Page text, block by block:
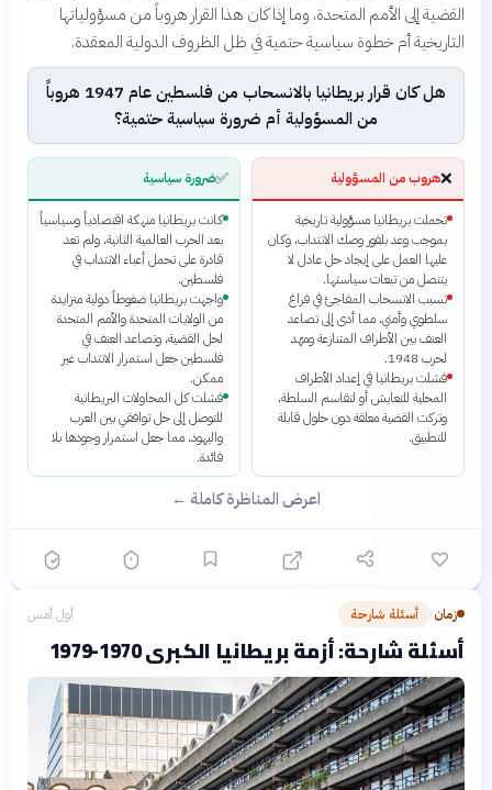
القضية إلى الأمم المتحدة، وما إذا كان هذا القرار هروباً من مسؤولياتها
التاريخية أم خطوة سياسية حتمية في ظل الظروف الدولية المعقدة.
هل كان قرار بريطانيا بالانسحاب من فلسطين عام 1947 هروباً
من المسؤولية أم ضرورة سياسية حتمية؟
❌هروب من المسؤولية
تحملت بريطانيا مسؤولية تاريخية
بموجب وعد بلفور وصك الانتداب، وكان
عليها العمل على إيجاد حل عادل لا
يتنصل من تبعات سياستها.
تسبب الانسحاب المفاجئ في فراغ
سلطوي وأمني، مما أدى إلى تصاعد
العنف بين الأطراف المتنازعة ومهّد
لحرب 1948.
فشلت بريطانيا في إعداد الأطراف
المحلية للتعايش أو لتقاسم السلطة،
وتركت القضية معلقة دون حلول قابلة
للتطبيق.
✅ضرورة سياسية
كانت بريطانيا منهكة اقتصادياً وسياسياً
بعد الحرب العالمية الثانية، ولم تعد
قادرة على تحمل أعباء الانتداب في
فلسطين.
واجهت بريطانيا ضغوطاً دولية متزايدة
من الولايات المتحدة والأمم المتحدة
لحل القضية، وتصاعد العنف في
فلسطين جعل استمرار الانتداب غير
ممكن.
فشلت كل المحاولات البريطانية
للتوصل إلى حل توافقي بين العرب
واليهود، مما جعل استمرار وجودها بلا
فائدة.
اعرض المناظرة كاملة ←
زمان› أسئلة شارحة أول أمس
أسئلة شارحة: أزمة بريطانيا الكبرى 1970-1979